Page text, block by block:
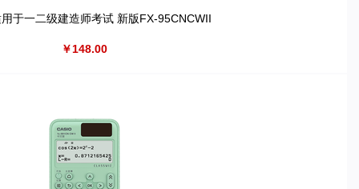
于一二级建造师考试 新版FX-95CNCWII
￥148.00